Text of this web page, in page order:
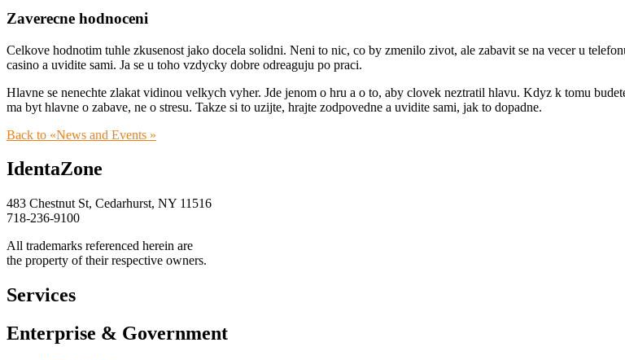
Zaverecne hodnoceni
Celkove hodnotim tuhle zkusenost jako docela solidni. Neni to nic, co by zmenilo zivot, ale zabavit se na vecer u
casino a uvidite sami. Ja se u toho vzdycky dobre odreaguju po praci.
Hlavne se nenechte zlakat vidinou velkych vyher. Jde jenom o hru a o to, aby clovek neztratil hlavu. Kdyz k tomu
ma byt hlavne o zabave, ne o stresu. Takze si to uzijte, hrajte zodpovedne a uvidite sami, jak to dopadne.
Back to «News and Events »
IdentaZone
483 Chestnut St, Cedarhurst, NY 11516
718-236-9100
All trademarks referenced herein are
the property of their respective owners.
Services
Enterprise & Government